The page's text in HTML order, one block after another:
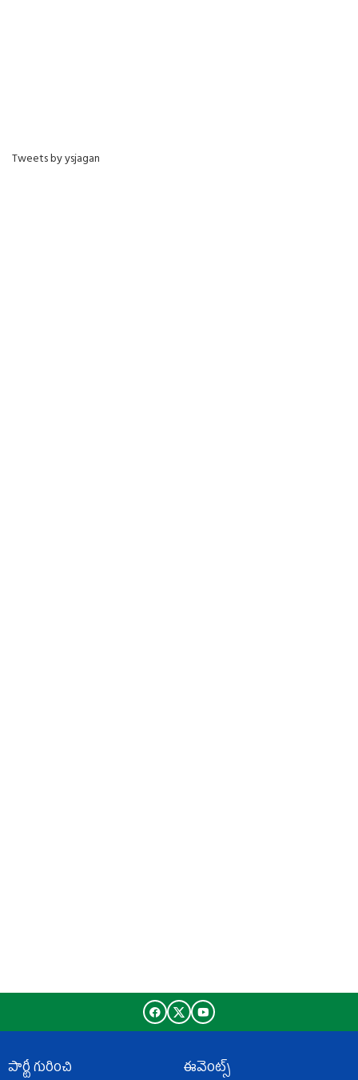
Tweets by ysjagan
పార్టీ గురించి
ఈవెంట్స్